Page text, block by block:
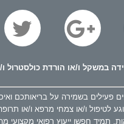
במשקל ו/או הורדת כולסטרול
בשמירה על בריאותכם
לטיפול ו/או צמחי מרפא ו/או
תמיד חפשו ייעוץ רפואי